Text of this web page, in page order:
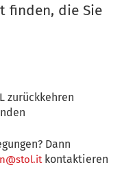
finden, die Sie
zurückkehren
Dann
kontaktieren